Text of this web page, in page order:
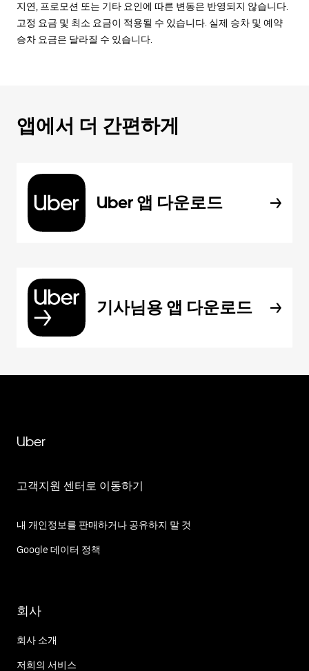
지연, 프로모션 또는 기타 요인에 따른 변동은 반영되지 않습니다.
고정 요금 및 최소 요금이 적용될 수 있습니다. 실제 승차 및 예약
승차 요금은 달라질 수 있습니다.
앱에서 더 간편하게
Uber 앱 다운로드
기사님용 앱 다운로드
Uber
고객지원 센터로 이동하기
내 개인정보를 판매하거나 공유하지 말 것
Google 데이터 정책
회사
회사 소개
저희의 서비스